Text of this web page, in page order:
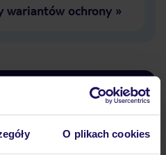
O plikach cookies
wariantów ochrony»